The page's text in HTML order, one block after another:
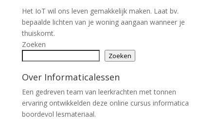
Het IoT wil ons leven gemakkelijk maken. Laat bv.
bepaalde lichten van je woning aangaan wanneer je
thuiskomt.
Zoeken
Zoeken
Over Informaticalessen
Een gedreven team van leerkrachten met tonnen
ervaring ontwikkelden deze online cursus informatica
boordevol lesmateriaal.